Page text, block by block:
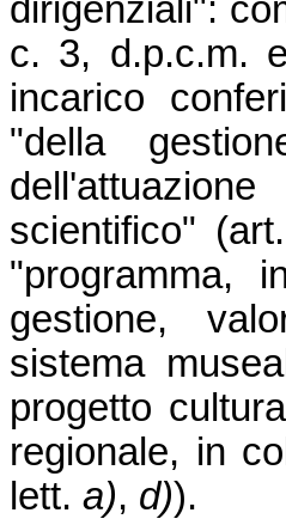
dirigenziali":
c. 3, d.p.c.m.
incarico
"della
scientifico"
"programma,
gestione,
sistema
progetto
regionale, in
lett. a), d)).